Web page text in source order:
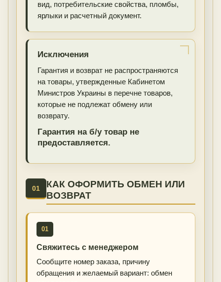
вид, потребительские свойства, пломбы,
ярлыки и расчетный документ.
Исключения
Гарантия и возврат не распространяются
на товары, утвержденные Кабинетом
Министров Украины в перечне товаров,
которые не подлежат обмену или
возврату.
Гарантия на б/у товар не
предоставляется.
01
КАК ОФОРМИТЬ ОБМЕН ИЛИ
ВОЗВРАТ
01
Свяжитесь с менеджером
Сообщите номер заказа, причину
обращения и желаемый вариант: обмен